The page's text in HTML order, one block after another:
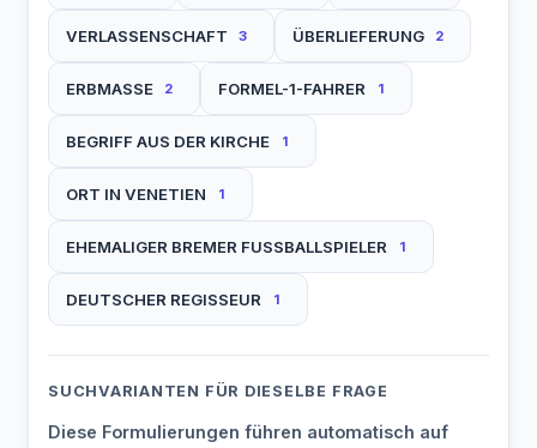
VERLASSENSCHAFT 3 ÜBERLIEFERUNG 2
ERBMASSE 2 FORMEL-1-FAHRER 1
BEGRIFF AUS DER KIRCHE 1
ORT IN VENETIEN 1
EHEMALIGER BREMER FUSSBALLSPIELER 1
DEUTSCHER REGISSEUR 1
SUCHVARIANTEN FÜR DIESELBE FRAGE
Diese Formulierungen führen automatisch auf